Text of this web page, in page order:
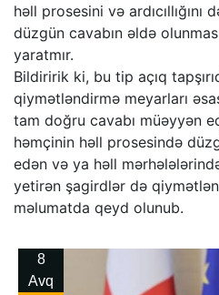
həll prosesini və ardıcıllığını
düzgün cavabın əldə
yaratmır.
Bildiririk ki, bu tip açıq
qiymətləndirmə meyarları
tam doğru cavabı müəyyən
həmçinin həll prosesində
edən və ya həll
yetirən şagirdlər də
məlumatda qeyd olunub.
8
Avq